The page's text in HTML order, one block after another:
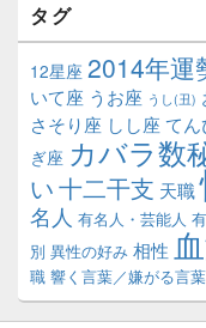
タグ
12星座 2014年運
いて座 うお座 うし(丑)
さそり座 しし座 てん
ぎ座 カバラ数
い十二干支 天職
名人 有名人・芸能人
別 異性の好み 相性
職 響く言葉／嫌がる言葉